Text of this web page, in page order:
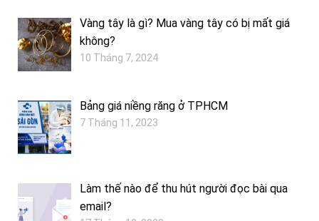
Vàng tây là gì? Mua vàng tây có bị mất giá
không?
10 Tháng 7, 2024
Bảng giá niềng răng ở TPHCM
7 Tháng 11, 2023
Làm thế nào để thu hút người đọc bài qua
email?